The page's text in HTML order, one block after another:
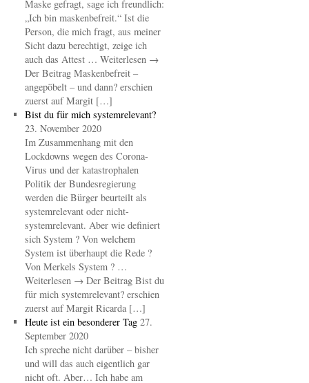
Maske gefragt, sage ich freundlich:
„Ich bin maskenbefreit.“ Ist die
Person, die mich fragt, aus meiner
Sicht dazu berechtigt, zeige ich
auch das Attest … Weiterlesen →
Der Beitrag Maskenbefreit –
angepöbelt – und dann? erschien
zuerst auf Margit […]
Bist du für mich systemrelevant?
23. November 2020
Im Zusammenhang mit den
Lockdowns wegen des Corona-
Virus und der katastrophalen
Politik der Bundesregierung
werden die Bürger beurteilt als
systemrelevant oder nicht-
systemrelevant. Aber wie definiert
sich System ? Von welchem
System ist überhaupt die Rede ?
Von Merkels System ? …
Weiterlesen → Der Beitrag Bist du
für mich systemrelevant? erschien
zuerst auf Margit Ricarda […]
Heute ist ein besonderer Tag 27.
September 2020
Ich spreche nicht darüber – bisher
und will das auch eigentlich gar
nicht oft. Aber… Ich habe am